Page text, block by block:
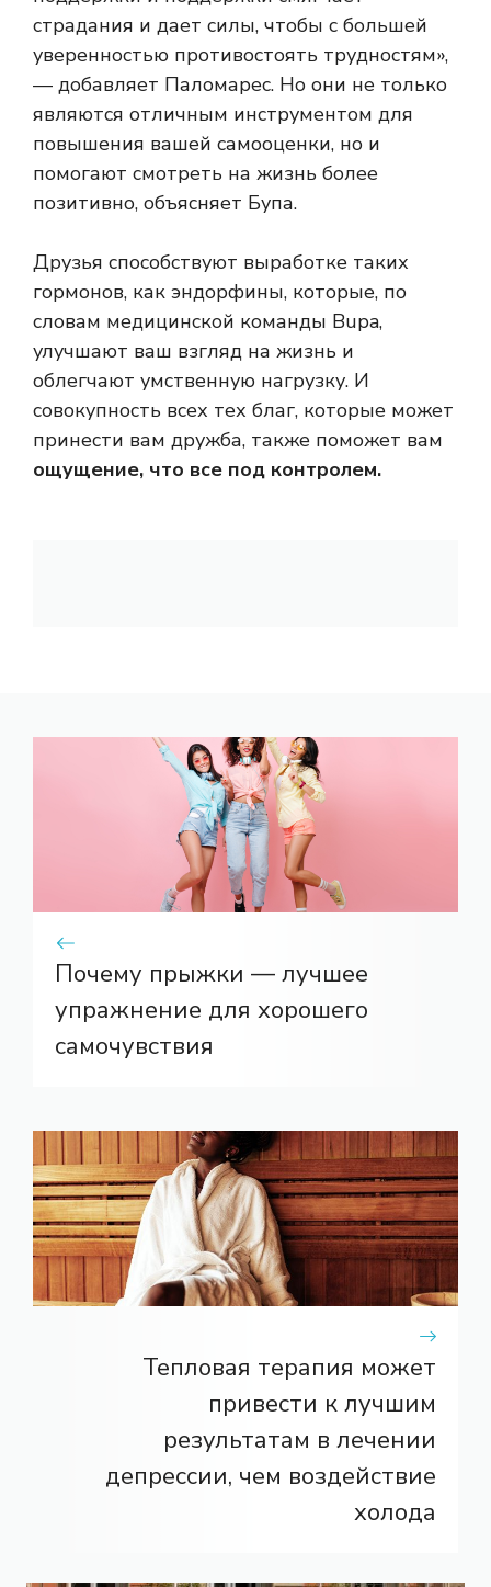
страдания и дает силы, чтобы с большей
уверенностью противостоять трудностям»,
— добавляет Паломарес. Но они не только
являются отличным инструментом для
повышения вашей самооценки, но и
помогают смотреть на жизнь более
позитивно, объясняет Бупа.
Друзья способствуют выработке таких
гормонов, как эндорфины, которые, по
словам медицинской команды Bupa,
улучшают ваш взгляд на жизнь и
облегчают умственную нагрузку. И
совокупность всех тех благ, которые может
принести вам дружба, также поможет вам
ощущение, что все под контролем.
Почему прыжки — лучшее
упражнение для хорошего
самочувствия
Тепловая терапия может
привести к лучшим
результатам в лечении
депрессии, чем воздействие
холода